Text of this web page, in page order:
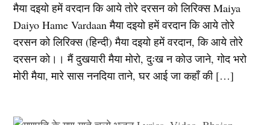
मैया दइयो हमें वरदान कि आये तोरे दरसन को लिरिक्स Maiya
Daiyo Hame Vardaan मैया दइयो हमें वरदान कि आये तोरे
दरसन को लिरिक्स (हिन्दी) मैया दइयो हमें वरदान, कि आये तोरे
दरसन को।। मैं दुखयारी मैया मोरो, दुःख न कोउ जाने, गोद भरो
मोरी मैया, मारे सास ननदिया ताने, घर आई जा कहाँ की […]